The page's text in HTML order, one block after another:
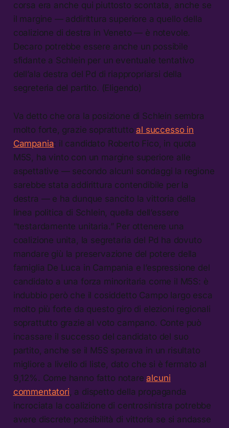
corsa era anche qui piuttosto scontata, anche se
il margine — addirittura superiore a quello della
coalizione di destra in Veneto — è notevole.
Decaro potrebbe essere anche un possibile
sfidante a Schlein per un eventuale tentativo
dell’ala destra del Pd di riappropriarsi della
segreteria del partito. (Eligendo)
Va detto che ora la posizione di Schlein sembra
molto forte, grazie soprattuttoal successo in
Campania: il candidato Roberto Fico, in quota
M5S, ha vinto con un margine superiore alle
aspettative — secondo alcuni sondaggi la regione
sarebbe stata addirittura contendibile per la
destra — e ha dunque sancito la vittoria della
linea politica di Schlein, quella dell’essere
“testardamente unitaria.” Per ottenere una
coalizione unita, la segretaria del Pd ha dovuto
mandare giù la preservazione del potere della
famiglia De Luca in Campania e l’espressione del
candidato a una forza minoritaria come il M5S: è
indubbio però che il cosiddetto Campo largo esca
molto più forte da questo giro di elezioni regionali
soprattutto grazie al voto campano. Conte può
incassare il successo del candidato del suo
partito, anche se il M5S sperava in un risultato
migliore a livello di liste, dato che si è fermato al
9,12%. Come hanno fatto notarealcuni
commentatori , a dispetto della propaganda
incrociata la coalizione di centrosinistra potrebbe
avere discrete possibilità di vittoria se si andasse